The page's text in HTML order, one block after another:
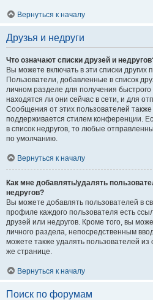
Вернуться к началу
Друзья и недруги
Что означают списки друзей и
Вы можете включать в эти списки других
Пользователи, добавленные в список
личном разделе для получения
находятся ли они сейчас в сети, и для
Сообщения от этих пользователей
поддерживается стилем конференции.
в список недругов, то любые
по умолчанию.
Вернуться к началу
Как мне добавлять/удалять
недругов?
Вы можете добавлять пользователей в
профиле каждого пользователя есть
друзей или недругов. Кроме того, вы
личного раздела, непосредственным
можете также удалять пользователей из
же странице.
Вернуться к началу
Поиск по форумам